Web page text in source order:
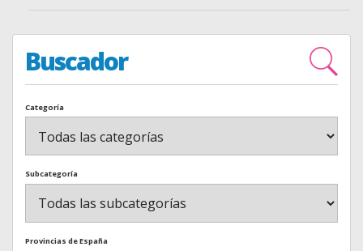
Buscador
Categoría
Subcategoría
Provincias de España